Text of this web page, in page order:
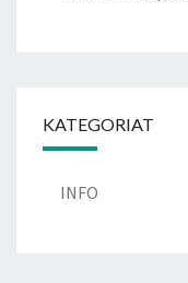
KATEGORIAT
INFO